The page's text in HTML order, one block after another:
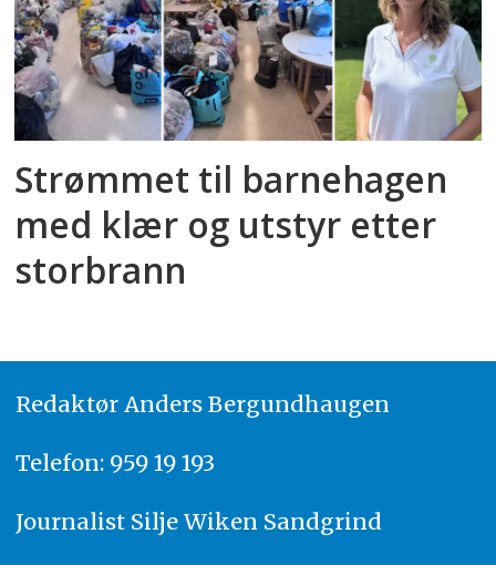
Strømmet til barnehagen
med klær og utstyr etter
storbrann
Redaktør Anders Bergundhaugen
Telefon: 959 19 193
Journalist Silje Wiken Sandgrind